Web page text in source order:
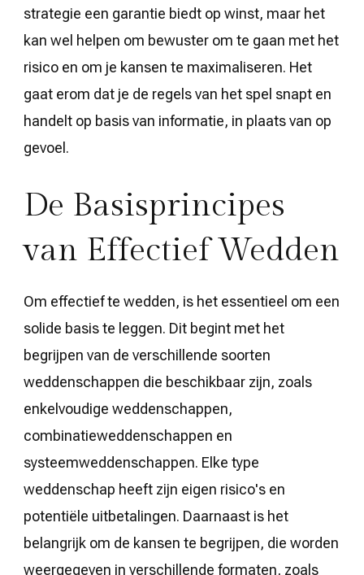
strategie een garantie biedt op winst, maar het
kan wel helpen om bewuster om te gaan met het
risico en om je kansen te maximaliseren. Het
gaat erom dat je de regels van het spel snapt en
handelt op basis van informatie, in plaats van op
gevoel.
De Basisprincipes
van Effectief Wedden
Om effectief te wedden, is het essentieel om een
solide basis te leggen. Dit begint met het
begrijpen van de verschillende soorten
weddenschappen die beschikbaar zijn, zoals
enkelvoudige weddenschappen,
combinatieweddenschappen en
systeemweddenschappen. Elke type
weddenschap heeft zijn eigen risico's en
potentiële uitbetalingen. Daarnaast is het
belangrijk om de kansen te begrijpen, die worden
weergegeven in verschillende formaten, zoals